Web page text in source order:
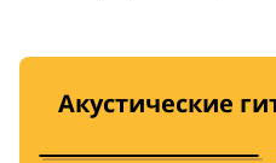
Заказать
Акустические